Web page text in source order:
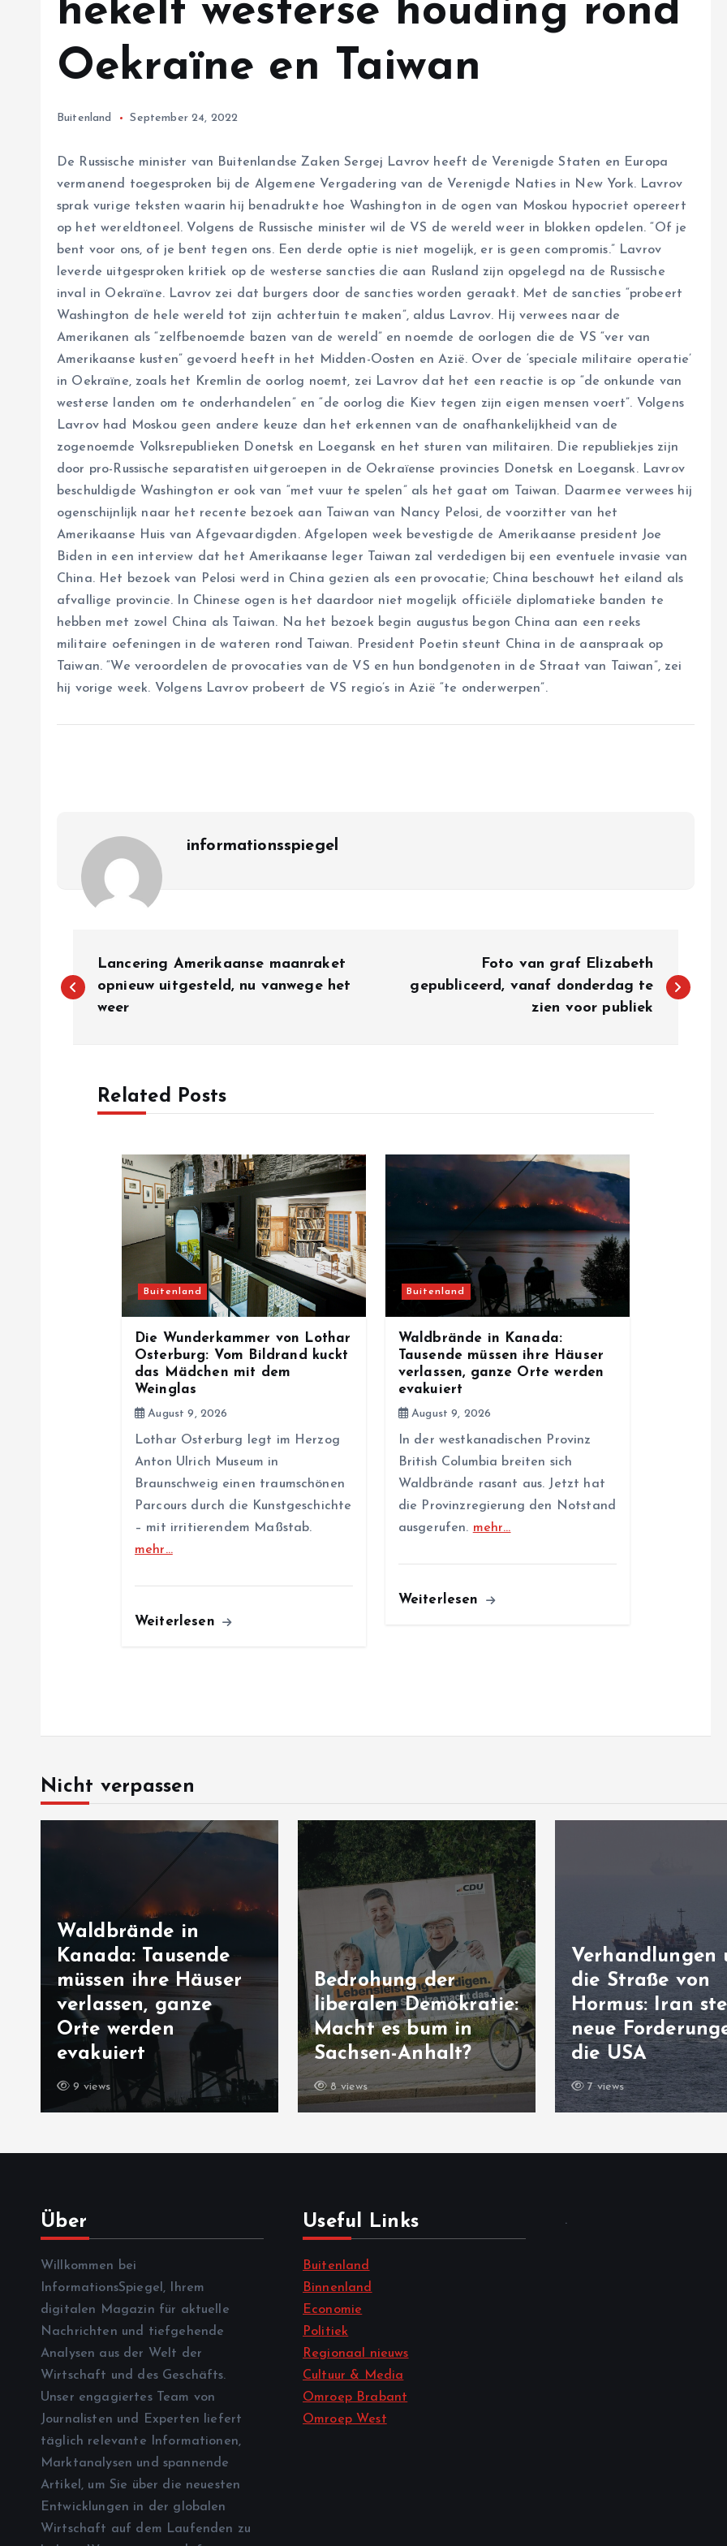
hekelt westerse houding rond
Oekraïne en Taiwan
Buitenland September 24, 2022
De Russische minister van Buitenlandse Zaken Sergej Lavrov heeft de Verenigde Staten en Europa
vermanend toegesproken bij de Algemene Vergadering van de Verenigde Naties in New York. Lavrov
sprak vurige teksten waarin hij benadrukte hoe Washington in de ogen van Moskou hypocriet opereert
op het wereldtoneel. Volgens de Russische minister wil de VS de wereld weer in blokken opdelen. “Of je
bent voor ons, of je bent tegen ons. Een derde optie is niet mogelijk, er is geen compromis.” Lavrov
leverde uitgesproken kritiek op de westerse sancties die aan Rusland zijn opgelegd na de Russische
inval in Oekraïne. Lavrov zei dat burgers door de sancties worden geraakt. Met de sancties “probeert
Washington de hele wereld tot zijn achtertuin te maken”, aldus Lavrov. Hij verwees naar de
Amerikanen als “zelfbenoemde bazen van de wereld” en noemde de oorlogen die de VS “ver van
Amerikaanse kusten” gevoerd heeft in het Midden-Oosten en Azië. Over de ‘speciale militaire operatie’
in Oekraïne, zoals het Kremlin de oorlog noemt, zei Lavrov dat het een reactie is op “de onkunde van
westerse landen om te onderhandelen” en “de oorlog die Kiev tegen zijn eigen mensen voert”. Volgens
Lavrov had Moskou geen andere keuze dan het erkennen van de onafhankelijkheid van de
zogenoemde Volksrepublieken Donetsk en Loegansk en het sturen van militairen. Die republiekjes zijn
door pro-Russische separatisten uitgeroepen in de Oekraïense provincies Donetsk en Loegansk. Lavrov
beschuldigde Washington er ook van “met vuur te spelen” als het gaat om Taiwan. Daarmee verwees hij
ogenschijnlijk naar het recente bezoek aan Taiwan van Nancy Pelosi, de voorzitter van het
Amerikaanse Huis van Afgevaardigden. Afgelopen week bevestigde de Amerikaanse president Joe
Biden in een interview dat het Amerikaanse leger Taiwan zal verdedigen bij een eventuele invasie van
China. Het bezoek van Pelosi werd in China gezien als een provocatie; China beschouwt het eiland als
afvallige provincie. In Chinese ogen is het daardoor niet mogelijk officiële diplomatieke banden te
hebben met zowel China als Taiwan. Na het bezoek begin augustus begon China aan een reeks
militaire oefeningen in de wateren rond Taiwan. President Poetin steunt China in de aanspraak op
Taiwan. “We veroordelen de provocaties van de VS en hun bondgenoten in de Straat van Taiwan”, zei
hij vorige week. Volgens Lavrov probeert de VS regio’s in Azië “te onderwerpen”.
informationsspiegel
o
Lancering Amerikaanse maanraket
opnieuw uitgesteld, nu vanwege het
weer
Foto van graf Elizabeth
gepubliceerd, vanaf donderdag te
zien voor publiek
Related Posts
Buitenland
Die Wunderkammer von Lothar
Osterburg: Vom Bildrand kuckt
das Mädchen mit dem
Weinglas
August 9, 2026
Lothar Osterburg legt im Herzog
Anton Ulrich Museum in
Braunschweig einen traumschönen
Parcours durch die Kunstgeschichte
– mit irritierendem Maßstab.
mehr…
Weiterlesen
Buitenland
Waldbrände in Kanada:
Tausende müssen ihre Häuser
verlassen, ganze Orte werden
evakuiert
August 9, 2026
In der westkanadischen Provinz
British Columbia breiten sich
Waldbrände rasant aus. Jetzt hat
die Provinzregierung den Notstand
ausgerufen. mehr…
Weiterlesen
Nicht verpassen
Waldbrände in
Kanada: Tausende
müssen ihre Häuser
verlassen, ganze
Orte werden
evakuiert
9 views
Bedrohung der
liberalen Demokratie:
Macht es bum in
Sachsen-Anhalt?
8 views
Verhandlungen
die Straße von
Hormus: Iran
neue
die USA
7 views
Über
Willkommen bei
InformationsSpiegel, Ihrem
digitalen Magazin für aktuelle
Nachrichten und tiefgehende
Analysen aus der Welt der
Wirtschaft und des Geschäfts.
Unser engagiertes Team von
Journalisten und Experten liefert
täglich relevante Informationen,
Marktanalysen und spannende
Artikel, um Sie über die neuesten
Entwicklungen in der globalen
Wirtschaft auf dem Laufenden zu
Useful Links
Buitenland
Binnenland
Economie
Politiek
Regionaal nieuws
Cultuur & Media
Omroep Brabant
Omroep West
.